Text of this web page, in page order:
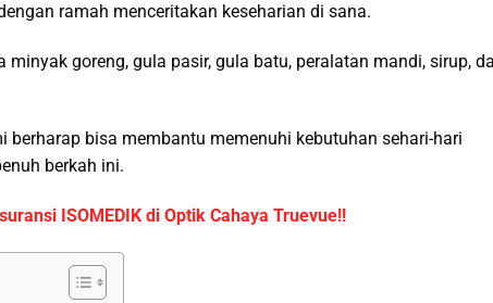
ramah menceritakan keseharian di sana.
goreng, gula pasir, gula batu, peralatan mandi, sirup,
bisa membantu memenuhi kebutuhan sehari-hari
berkah ini.
ISOMEDIK di Optik Cahaya Truevue!!